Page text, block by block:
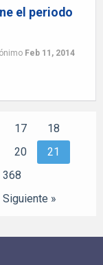
el periodo
Feb 11, 2014
17
18
20
21
368
Siguiente »